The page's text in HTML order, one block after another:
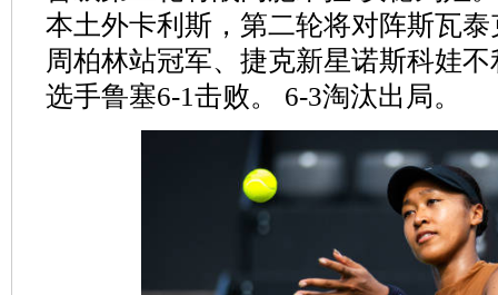
本土外卡利斯，第二轮将对阵斯瓦
周柏林站冠军、捷克新星诺斯科娃
选手鲁塞6-1击败。 6-3淘汰出局。